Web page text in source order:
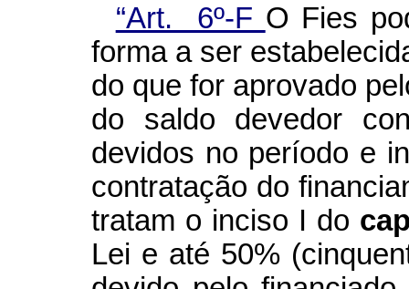
“Art. 6º-F O Fies
forma a ser
do que for aprovado
do saldo devedor
devidos no período e
contratação do
tratam o inciso I do
Lei e até 50%